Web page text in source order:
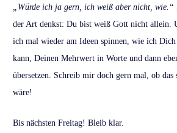
„Würde ich ja gern, ich weiß aber nicht, wie.“
der Art denkst: Du bist weiß Gott nicht allein.
ich mal wieder am Ideen spinnen, wie ich Dich
kann, Deinen Mehrwert in Worte und dann
übersetzen. Schreib mir doch gern mal, ob das
wäre!
Bis nächsten Freitag! Bleib klar.